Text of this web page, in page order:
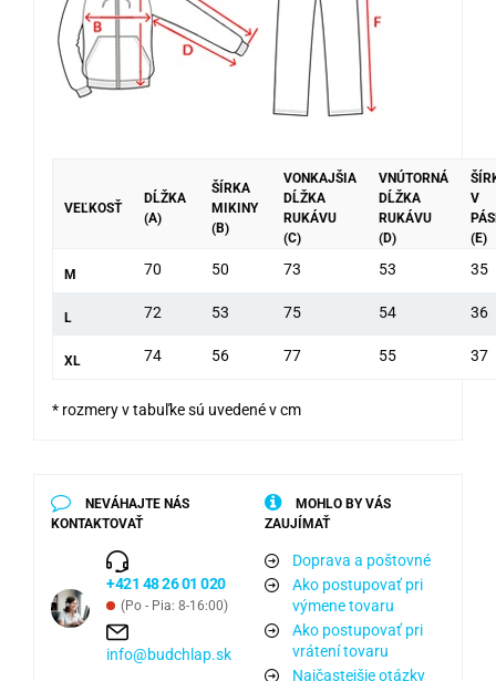
VEĽKOSŤ
DĹŽKA
(A)
ŠÍRKA
MIKINY
(B)
VONKAJŠIA
DĹŽKA
RUKÁVU
(C)
VNÚTORNÁ
DĹŽKA
RUKÁVU
(D)
V
(E)
M 70 50 73 53 35
L 72 53 75 54 36
XL 74 56 77 55 37
* rozmery v tabuľke sú uvedené v cm
NEVÁHAJTE NÁS
KONTAKTOVAŤ
+421 48 26 01 020
(Po - Pia: 8-16:00)
info@budchlap.sk
MOHLO BY VÁS
ZAUJÍMAŤ
Doprava a poštovné
Ako postupovať pri
výmene tovaru
Ako postupovať pri
vrátení tovaru
Najčastejšie otázky